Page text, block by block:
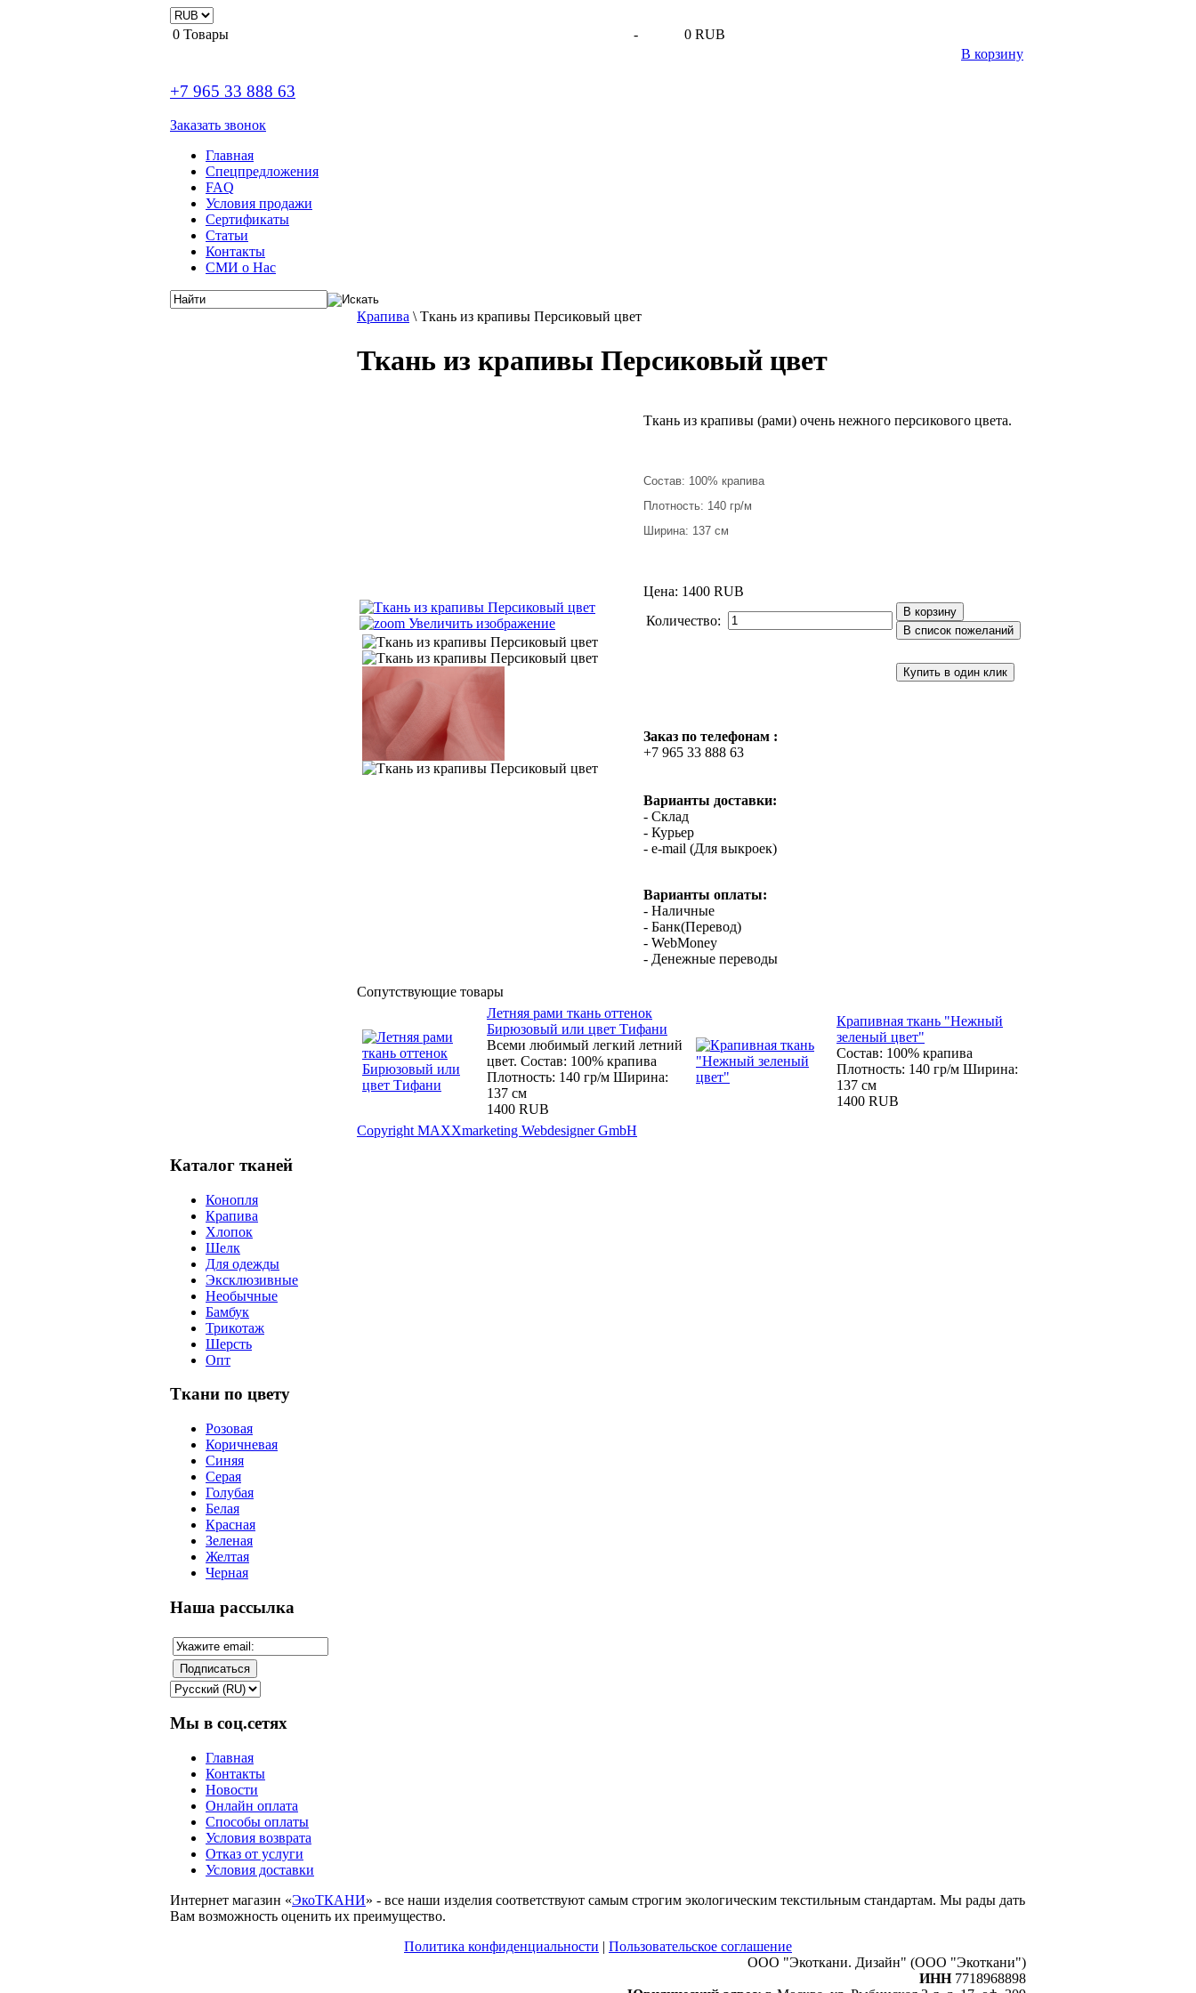
0 Товары -
0 RUB
В корзину
+7 965 33 888 63
Заказать звонок
Главная
Спецпредложения
FAQ
Условия продажи
Сертификаты
Статьи
Контакты
СМИ о Нас
Крапива \ Ткань из крапивы Персиковый цвет
Ткань из крапивы Персиковый цвет
Увеличить изображение
Ткань из крапивы (рами) очень нежного персикового цвета.
Состав: 100% крапива
Плотность: 140 гр/м
Ширина: 137 см
Цена: 1400 RUB
Количество:
Купить в один клик
Заказ по телефонам :
+7 965 33 888 63
Варианты доставки:
- Склад
- Курьер
- e-mail (Для выкроек)
Варианты оплаты:
- Наличные
- Банк(Перевод)
- WebMoney
- Денежные переводы
Сопутствующие товары
Летняя рами ткань оттенок
Бирюзовый или цвет Тифани
Всеми любимый легкий летний
цвет. Состав: 100% крапива
Плотность: 140 гр/м Ширина:
137 см
1400 RUB
Крапивная ткань "Нежный
зеленый цвет"
Состав: 100% крапива
Плотность: 140 гр/м Ширина:
137 см
1400 RUB
Copyright MAXXmarketing Webdesigner GmbH
Каталог тканей
Конопля
Крапива
Хлопок
Шелк
Для одежды
Эксклюзивные
Необычные
Бамбук
Трикотаж
Шерсть
Опт
Ткани по цвету
Розовая
Коричневая
Синяя
Серая
Голубая
Белая
Красная
Зеленая
Желтая
Черная
Наша рассылка
Мы в соц.сетях
Главная
Контакты
Новости
Онлайн оплата
Способы оплаты
Условия возврата
Отказ от услуги
Условия доставки
Интернет магазин «ЭкоТКАНИ» - все наши изделия соответствуют самым строгим экологическим текстильным стандартам. Мы рады дать
Вам возможность оценить их преимущество.
Политика конфиденциальности | Пользовательское соглашение
ООО "Экоткани. Дизайн" (ООО "Экоткани")
ИНН7718968898